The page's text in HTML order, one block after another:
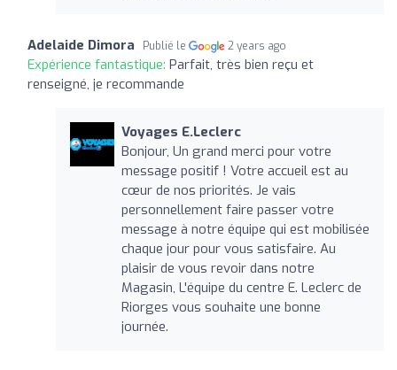
Adelaide Dimora Publié le 2 years ago
Expérience fantastique: Parfait, très bien reçu et
renseigné, je recommande
Voyages E.Leclerc
Bonjour, Un grand merci pour votre
message positif ! Votre accueil est au
cœur de nos priorités. Je vais
personnellement faire passer votre
message à notre équipe qui est mobilisée
chaque jour pour vous satisfaire. Au
plaisir de vous revoir dans notre
Magasin, L'équipe du centre E. Leclerc de
Riorges vous souhaite une bonne
journée.